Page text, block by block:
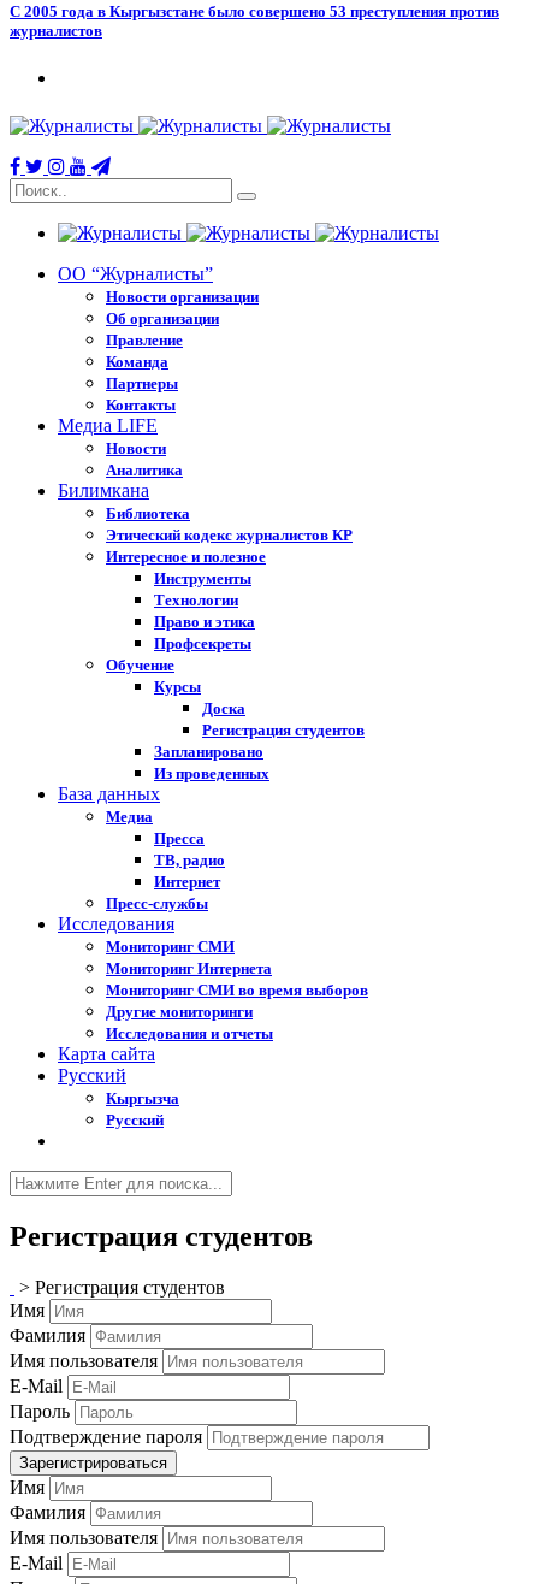
С 2005 года в Кыргызстане было совершено 53 преступления против
журналистов
ОО “Журналисты”
Новости организации
Об организации
Правление
Команда
Партнеры
Контакты
Медиа LIFE
Новости
Аналитика
Билимкана
Библиотека
Этический кодекс журналистов КР
Интересное и полезное
Инструменты
Технологии
Право и этика
Профсекреты
Обучение
Курсы
Доска
Регистрация студентов
Запланировано
Из проведенных
База данных
Медиа
Пресса
ТВ, радио
Интернет
Пресс-службы
Исследования
Мониторинг СМИ
Мониторинг Интернета
Мониторинг СМИ во время выборов
Другие мониторинги
Исследования и отчеты
Карта сайта
Русский
Кыргызча
Русский
Регистрация студентов
> Регистрация студентов
Имя
Фамилия
Имя пользователя
E-Mail
Пароль
Подтверждение пароля
Зарегистрироваться
Имя
Фамилия
Имя пользователя
E-Mail